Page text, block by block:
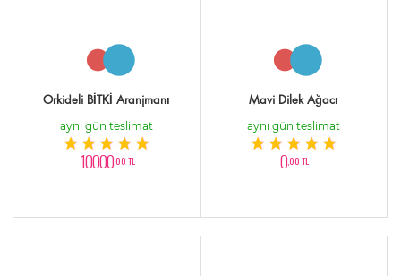
Orkideli BİTKİ Aranjmanı
aynı gün teslimat
10000,00 TL
Mavi Dilek Ağacı
aynı gün teslimat
0,00 TL